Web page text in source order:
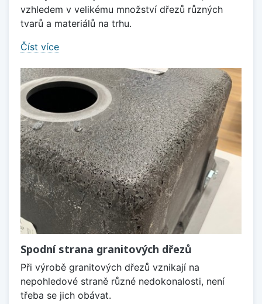
vzhledem v velikému množství dřezů různých
tvarů a materiálů na trhu.
Číst více
Spodní strana granitových dřezů
Při výrobě granitových dřezů vznikají na
nepohledové straně různé nedokonalosti, není
třeba se jich obávat.